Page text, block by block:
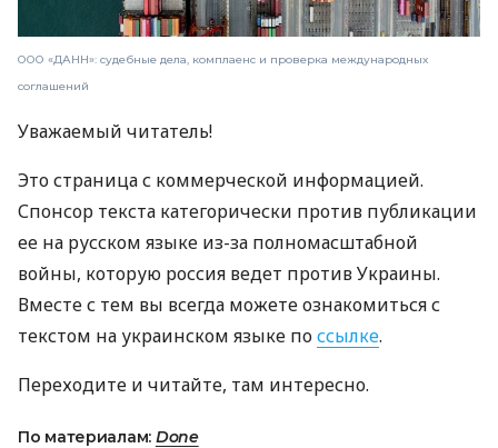
ООО «ДАНН»: судебные дела, комплаенс и проверка международных
соглашений
Уважаемый читатель!
Это страница с коммерческой информацией.
Спонсор текста категорически против публикации
ее на русском языке из-за полномасштабной
войны, которую россия ведет против Украины.
Вместе с тем вы всегда можете ознакомиться с
текстом на украинском языке поссылке.
Переходите и читайте, там интересно.
По материалам: Done